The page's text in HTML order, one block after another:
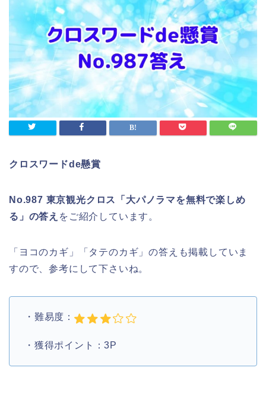
クロスワードde懸賞
No.987 東京観光クロス「大パノラマを無料で楽しめ
る」の答え をご紹介しています。
「ヨコのカギ」「タテのカギ」の答えも掲載していま
すので、参考にして下さいね。
・難易度：
・獲得ポイント：3P